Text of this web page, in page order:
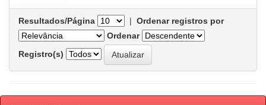
Resultados/Página | Ordenar registros por
Ordenar
Registro(s)